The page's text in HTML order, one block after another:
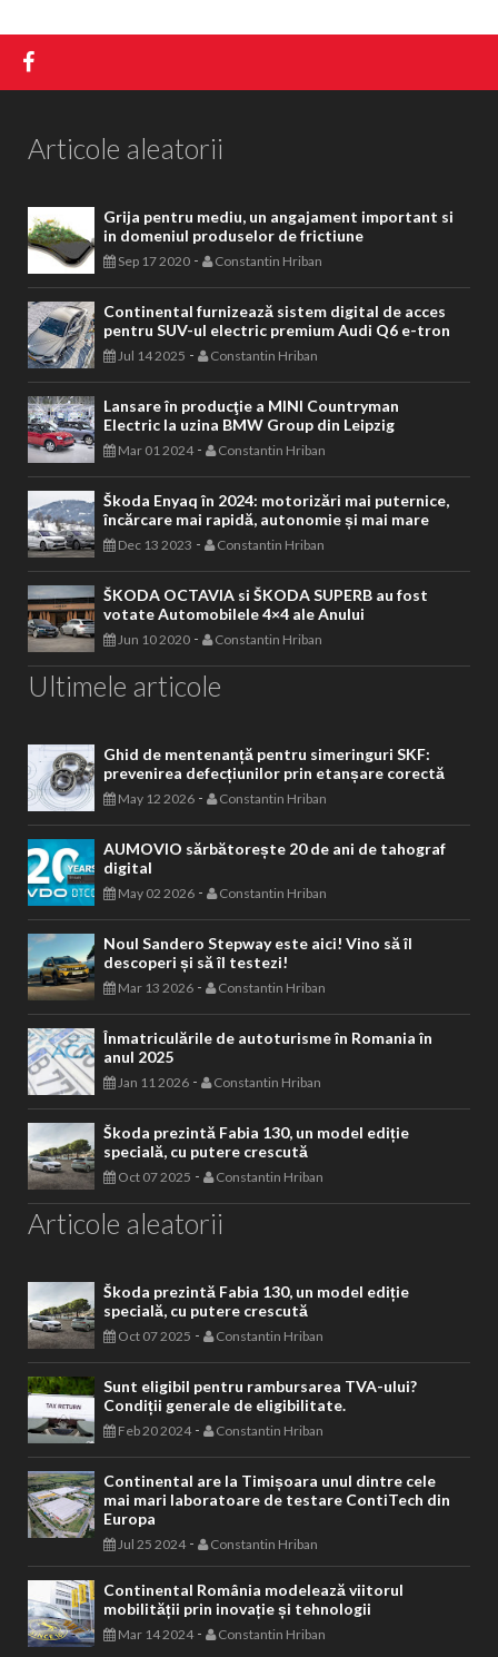
Articole aleatorii
Grija pentru mediu, un angajament important si
in domeniul produselor de frictiune
Sep 17 2020 - Constantin Hriban
Continental furnizează sistem digital de acces
pentru SUV-ul electric premium Audi Q6 e-tron
Jul 14 2025 - Constantin Hriban
Lansare în producţie a MINI Countryman
Electric la uzina BMW Group din Leipzig
Mar 01 2024- Constantin Hriban
Škoda Enyaq în 2024: motorizări mai puternice,
încărcare mai rapidă, autonomie și mai mare
Dec 13 2023 - Constantin Hriban
ŠKODA OCTAVIA si ŠKODA SUPERB au fost
votate Automobilele 4×4 ale Anului
Jun 10 2020 - Constantin Hriban
Ultimele articole
Ghid de mentenanță pentru simeringuri SKF:
prevenirea defecțiunilor prin etanșare corectă
May 12 2026 - Constantin Hriban
AUMOVIO sărbătorește 20 de ani de tahograf
digital
May 02 2026 - Constantin Hriban
Noul Sandero Stepway este aici! Vino să îl
descoperi și să îl testezi!
Mar 13 2026 - Constantin Hriban
Înmatriculările de autoturisme în Romania în
anul 2025
Jan 11 2026 - Constantin Hriban
Škoda prezintă Fabia 130, un model ediție
specială, cu putere crescută
Oct 07 2025 - Constantin Hriban
Articole aleatorii
Škoda prezintă Fabia 130, un model ediție
specială, cu putere crescută
Oct 07 2025 - Constantin Hriban
Sunt eligibil pentru rambursarea TVA-ului?
Condiții generale de eligibilitate.
Feb 20 2024- Constantin Hriban
Continental are la Timișoara unul dintre cele
mai mari laboratoare de testare ContiTech din
Europa
Jul 25 2024- Constantin Hriban
Continental România modelează viitorul
mobilității prin inovație și tehnologii
Mar 14 2024- Constantin Hriban